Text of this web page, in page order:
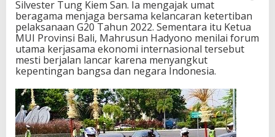
r
e
s
i
d
e
n
s
i
G
2
0
Silvester Tung Kiem San. Ia mengajak umat
beragama menjaga bersama kelancaran ketertiban
pelaksanaan G20 Tahun 2022. Sementara itu Ketua
MUI Provinsi Bali, Mahrusun Hadyono menilai forum
utama kerjasama ekonomi internasional tersebut
mesti berjalan lancar karena menyangkut
kepentingan bangsa dan negara Indonesia.